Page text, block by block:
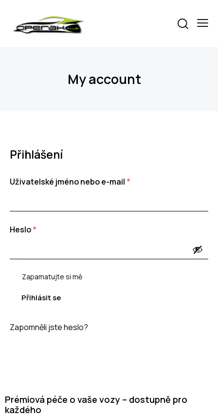
My account
Přihlášení
Uživatelské jméno nebo e-mail *
Heslo*
Zapamatujte si mě
Přihlásit se
Zapomněli jste heslo?
Prémiová péče o vaše vozy – dostupně pro
každého